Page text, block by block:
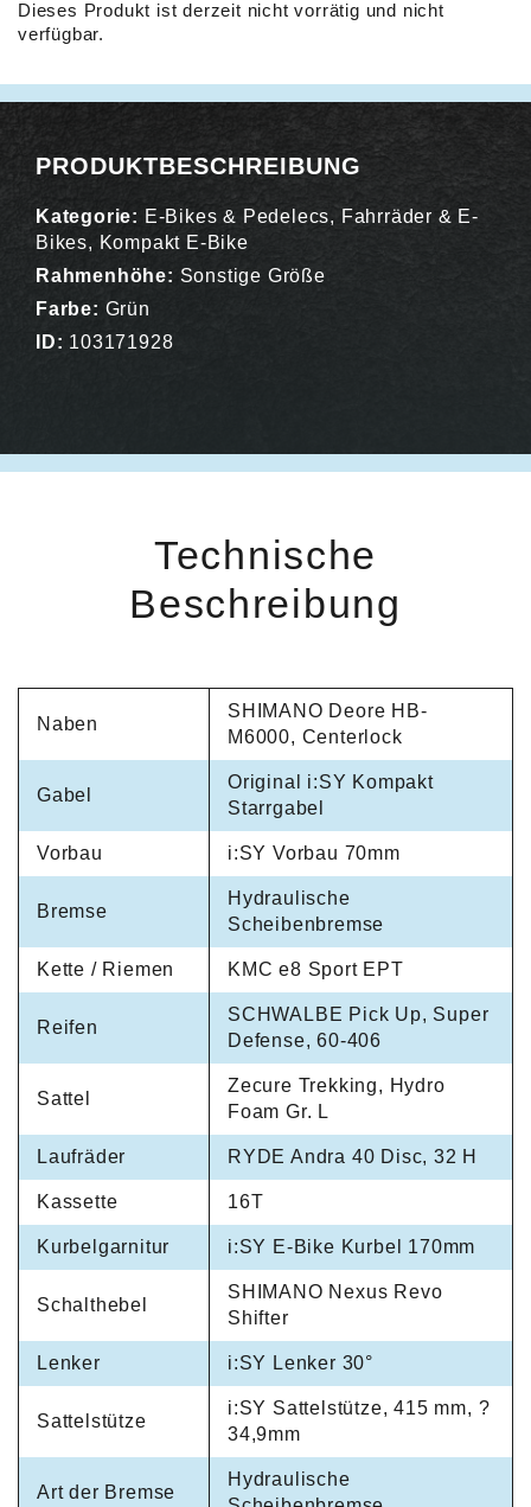
Dieses Produkt ist derzeit nicht vorrätig und nicht
verfügbar.
PRODUKTBESCHREIBUNG
Kategorie: E-Bikes & Pedelecs, Fahrräder & E-
Bikes, Kompakt E-Bike
Rahmenhöhe: Sonstige Größe
Farbe: Grün
ID: 103171928
Technische
Beschreibung
Naben
SHIMANO Deore HB-
M6000, Centerlock
Gabel
Original i:SY Kompakt
Starrgabel
Vorbau i:SY Vorbau 70mm
Bremse
Hydraulische
Scheibenbremse
Kette / Riemen KMC e8 Sport EPT
Reifen
SCHWALBE Pick Up, Super
Defense, 60-406
Sattel
Zecure Trekking, Hydro
Foam Gr. L
Laufräder RYDE Andra 40 Disc, 32 H
Kassette 16T
Kurbelgarnitur i:SY E-Bike Kurbel 170mm
Schalthebel
SHIMANO Nexus Revo
Shifter
Lenker i:SY Lenker 30°
Sattelstütze
i:SY Sattelstütze, 415 mm, ?
34,9mm
Art der Bremse
Hydraulische